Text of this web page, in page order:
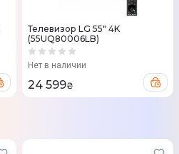
Телевизор LG 55" 4K
(55UQ80006LB)
Нет в наличии
24 599₴